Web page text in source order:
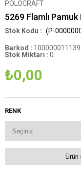
POLOCRAFT
5269 Flamlı Pamuk
(P-
Barkod :
Stok Miktarı : 0
₺0,00
RENK
Ürün